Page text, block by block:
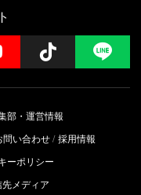
YouTube Follow
部・運営情報
問い合わせ 採用情報
ーポリシー
メディア